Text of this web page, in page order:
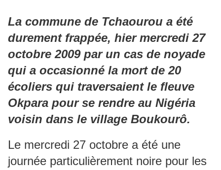
La commune de Tchaourou a été
durement frappée, hier mercredi 27
octobre 2009 par un cas de noyade
qui a occasionné la mort de 20
écoliers qui traversaient le fleuve
Okpara pour se rendre au Nigéria
voisin dans le village Boukourô.
Le mercredi 27 octobre a été une
journée particulièrement noire pour les